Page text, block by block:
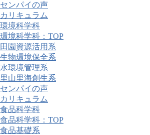
センパイの声
カリキュラム
環境科学科
環境科学科：TOP
田園資源活用系
生物環境保全系
水環境管理系
里山里海創生系
センパイの声
カリキュラム
食品科学科
食品科学科：TOP
食品基礎系